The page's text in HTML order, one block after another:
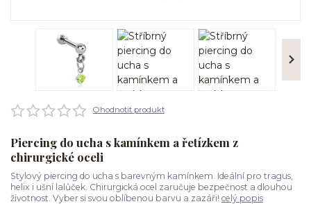
Ohodnotit produkt
Piercing do ucha s kamínkem a řetízkem z
chirurgické oceli
Stylový piercing do ucha s barevným kamínkem. Ideální pro tragus,
helix i ušní lalůček. Chirurgická ocel zaručuje bezpečnost a dlouhou
životnost. Vyber si svou oblíbenou barvu a zazáři! celý popis